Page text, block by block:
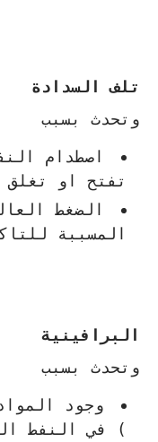
تلف السدادة
وتحدث بسبب
اصطدام
تفتح او
الضغط
المسببة
البرافينية
وتحدث بسبب
وجود
) في النفط